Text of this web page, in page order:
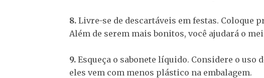
8. Livre-se de descartáveis em festas. Coloque
Além de serem mais bonitos, você ajudará o
9. Esqueça o sabonete líquido. Considere o uso
eles vem com menos plástico na embalagem.